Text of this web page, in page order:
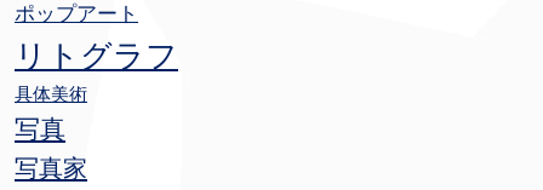
ポップアート
リトグラフ
具体美術
写真
写真家